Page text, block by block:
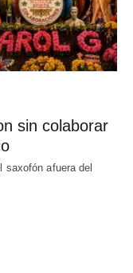
sin colaborar
saxofón afuera del